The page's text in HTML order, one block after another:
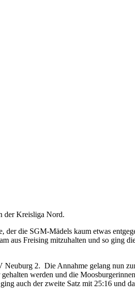
der Kreisliga Nord.
die SGM-Mädels kaum etwas
aus Freising mitzuhalten und so ging
Neuburg 2. Die Annahme gelang nun
werden und die
auch der zweite Satz mit 25:16 und